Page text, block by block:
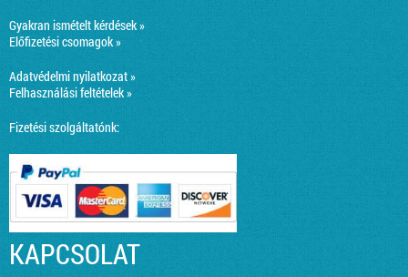
Gyakran ismételt kérdések »
Előfizetési csomagok »
Adatvédelmi nyilatkozat »
Felhasználási feltételek »
Fizetési szolgáltatónk:
KAPCSOLAT